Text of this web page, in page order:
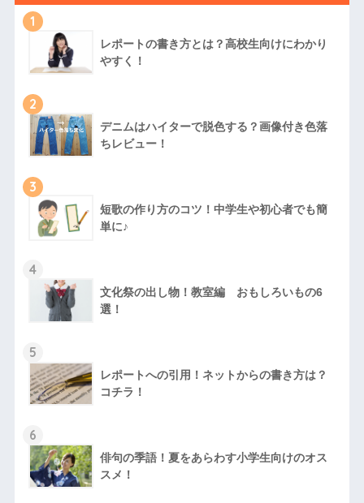
1
レポートの書き方とは？高校生向けにわかり
やすく！
2
デニムはハイターで脱色する？画像付き色落
ちレビュー！
3
短歌の作り方のコツ！中学生や初心者でも簡
単に♪
4
文化祭の出し物！教室編 おもしろいもの6
選！
5
レポートへの引用！ネットからの書き方は？
コチラ！
6
俳句の季語！夏をあらわす小学生向けのオス
スメ！